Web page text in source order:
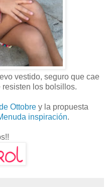
vestido, seguro que cae
resisten los bolsillos.
Ottobre y la propuesta
inspiración.